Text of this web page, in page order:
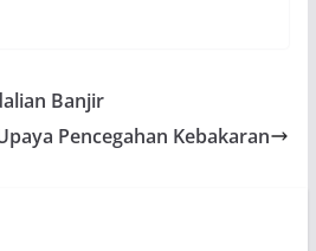
Banjir
Pencegahan Kebakaran